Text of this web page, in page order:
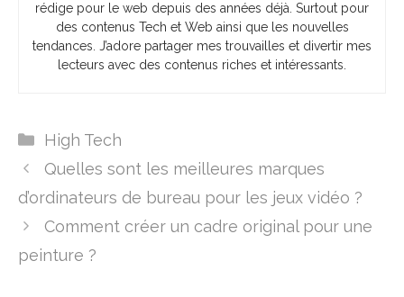
rédige pour le web depuis des années déjà. Surtout pour
des contenus Tech et Web ainsi que les nouvelles
tendances. J’adore partager mes trouvailles et divertir mes
lecteurs avec des contenus riches et intéressants.
Catégories
High Tech
Quelles sont les meilleures marques
d’ordinateurs de bureau pour les jeux vidéo ?
Comment créer un cadre original pour une
peinture ?